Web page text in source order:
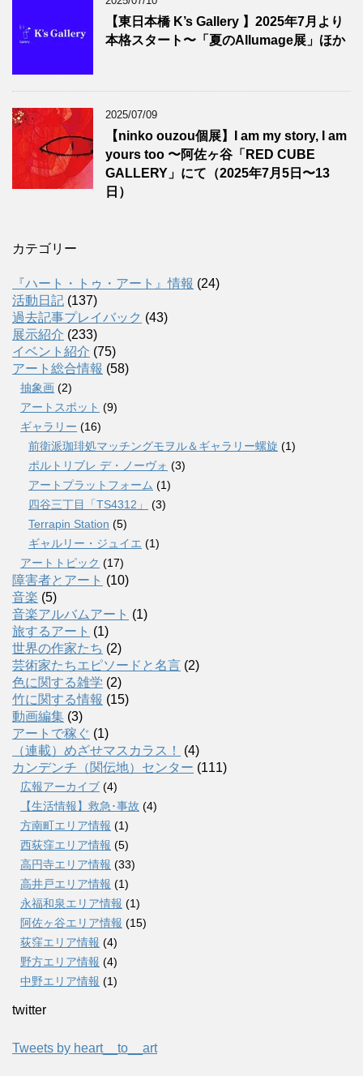
【東日本橋 K’s Gallery 】2025年7月より
本格スタート〜「夏のAllumage展」ほか
2025/07/09
【ninko ouzou個展】I am my story, I am
yours too 〜阿佐ヶ谷「RED CUBE
GALLERY」にて（2025年7月5日〜13
日）
カテゴリー
『ハート・トゥ・アート』情報 (24)
活動日記 (137)
過去記事プレイバック (43)
展示紹介 (233)
イベント紹介 (75)
アート総合情報 (58)
抽象画 (2)
アートスポット (9)
ギャラリー (16)
前衛派珈琲処マッチングモヲル＆ギャラリー螺旋 (1)
ポルトリブレ デ・ノーヴォ (3)
アートプラットフォーム (1)
四谷三丁目「TS4312」
(3)
Terrapin Station (5)
ギャルリー・ジュイエ (1)
アートトピック (17)
障害者とアート (10)
音楽 (5)
音楽アルバムアート (1)
旅するアート (1)
世界の作家たち (2)
芸術家たちエピソードと名言 (2)
色に関する雑学 (2)
竹に関する情報 (15)
動画編集 (3)
アートで稼ぐ (1)
（連載）めざせマスカラス！
(4)
カンデンチ（関伝地）センター (111)
広報アーカイブ (4)
【生活情報】救急･事故 (4)
方南町エリア情報 (1)
西荻窪エリア情報 (5)
高円寺エリア情報 (33)
高井戸エリア情報 (1)
永福和泉エリア情報 (1)
阿佐ヶ谷エリア情報 (15)
荻窪エリア情報 (4)
野方エリア情報 (4)
中野エリア情報 (1)
twitter
Tweets by heart__to__art